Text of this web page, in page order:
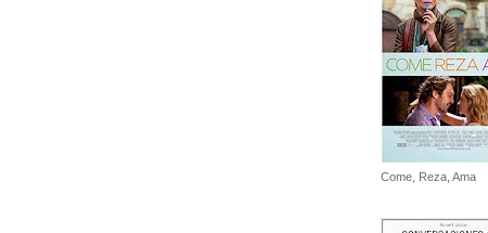
Come, Reza, Ama